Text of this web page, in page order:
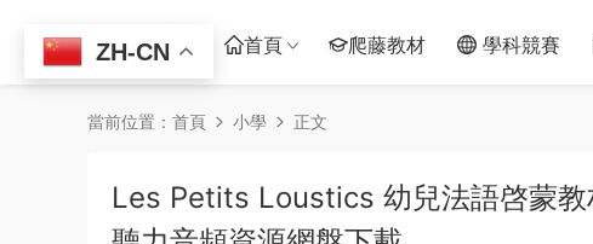
首頁 爬藤教材 學科競賽
當前位置： 首頁 小學 正文
Les Petits Loustics 幼兒法語啓蒙
ZH-CN